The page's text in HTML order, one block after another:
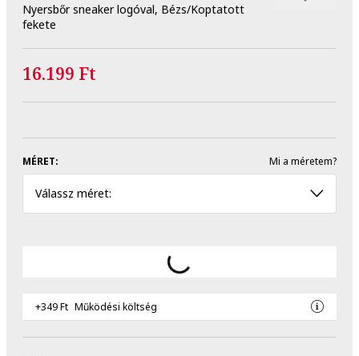
Nyersbőr sneaker logóval, Bézs/Koptatott
fekete
16.199 Ft
MÉRET: Mi a méretem?
Válassz méret:
+349 Ft Működési költség